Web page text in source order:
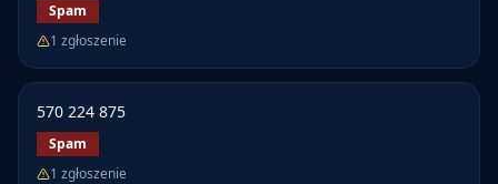
Spam
1 zgłoszenie
570 224 875
Spam
1 zgłoszenie